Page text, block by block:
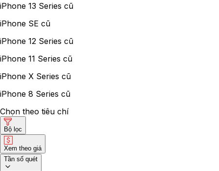
iPhone 13 Series cũ
iPhone SE cũ
iPhone 12 Series cũ
iPhone 11 Series cũ
iPhone X Series cũ
iPhone 8 Series cũ
Chọn theo tiêu chí
Bộ lọc
Xem theo giá
Tần số quét